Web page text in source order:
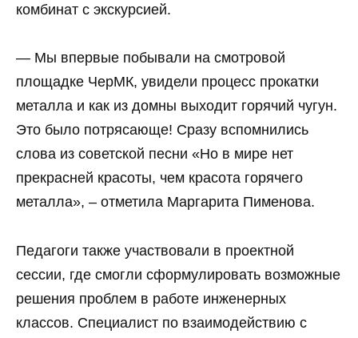
комбинат с экскурсией.
— Мы впервые побывали на смотровой
площадке ЧерМК, увидели процесс прокатки
металла и как из домны выходит горячий чугун.
Это было потрясающе! Сразу вспомнились
слова из советской песни «Но в мире нет
прекрасней красоты, чем красота горячего
металла», – отметила Маргарита Пименова.
Педагоги также участвовали в проектной
сессии, где смогли сформулировать возможные
решения проблем в работе инженерных
классов. Специалист по взаимодействию с